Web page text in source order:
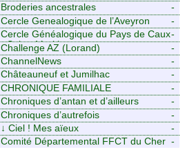
-
Broderies ancestrales
-
Cercle Genealogique de l’Aveyron
-
Cercle Généalogique du Pays de Caux
- Seine-Maritime
-
Challenge AZ (Lorand)
-
ChannelNews
-
Châteauneuf et Jumilhac
-
CHRONIQUE FAMILIALE
-
Chroniques d’antan et d’ailleurs
-
Chroniques d’autrefois
-
↓ Ciel ! Mes aïeux
-
Comité Départemental FFCT du Cher